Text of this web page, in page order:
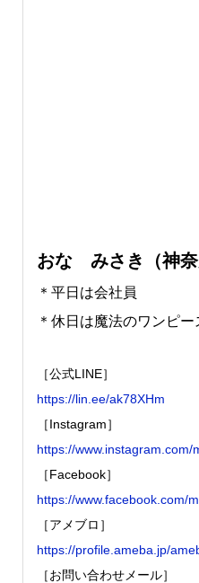
おな みさき（神奈
＊平日は会社員
＊休日は魔法のワンピ
［公式LINE］
https://lin.ee/ak78XHm
［Instagram］
https://www.instagram.com/
［Facebook］
https://www.facebook.com/
［アメブロ］
https://profile.ameba.jp/
［お問い合わせメール］